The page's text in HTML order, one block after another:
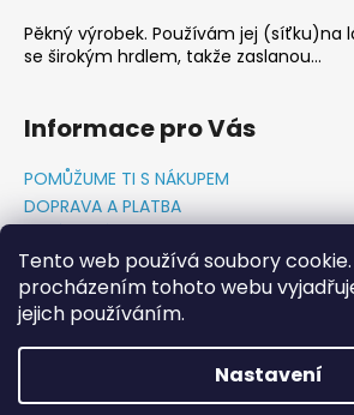
Tento web používá soubory
procházením tohoto webu
jejich používáním.
Nastavení
Pěkný výrobek. Používám jej (síťku)na
se širokým hrdlem, takže zaslanou...
Informace pro Vás
POMŮŽUME TI S NÁKUPEM
DOPRAVA A PLATBA
GDPR PODMÍNKY
Napište nám
KONTAKTY